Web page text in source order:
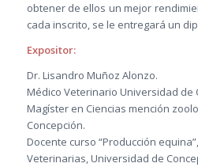
obtener de ellos un mejor
cada inscrito, se le entregará un
Expositor:
Dr. Lisandro Muñoz Alonzo.
Médico Veterinario Universidad de
Magíster en Ciencias mención
Concepción.
Docente curso “Producción
Veterinarias, Universidad de